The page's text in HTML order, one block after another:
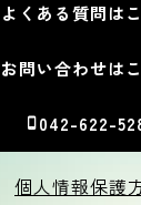
よくある質問は
お問い合わせは
042-622-
個人情報保護